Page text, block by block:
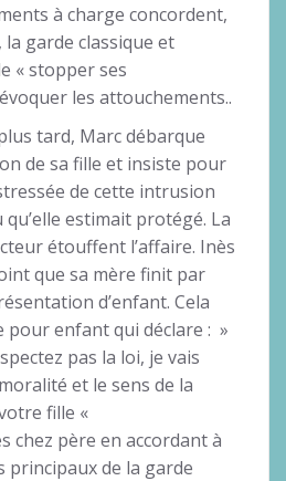
à charge concordent,
la garde classique et
« stopper ses
les attouchements..
tard, Marc débarque
de sa fille et insiste pour
de cette intrusion
estimait protégé. La
étouffent l’affaire. Inès
que sa mère finit par
d’enfant. Cela
pour enfant qui déclare : »
pas la loi, je vais
et le sens de la
fille «
chez père en accordant à
principaux de la garde